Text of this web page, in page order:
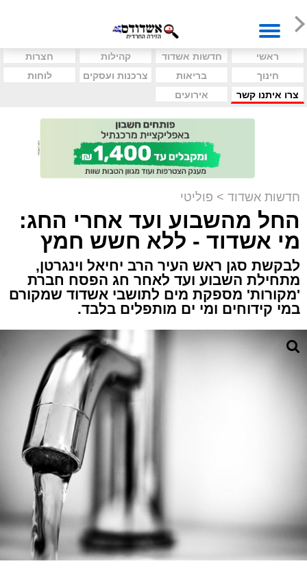
ראשי חדשות אשדוד קהילות
חצרות
חינוך
בריאות צרכנות ועסקים
לוחות
צרו איתנו קשר
אירועים
חדשות אשדוד > פוליטי
החל מהשבוע ועד אחרי החג:
מי אשדוד - ללא חשש חמץ
לבקשת סגן ראש העיר הרב יחיאל וינגרטן,
מתחילת השבוע ועד לאחר חג הפסח חברת
'מקורות' מספקת מים לתושבי אשדוד שמקורם
במי קידוחים ומי ים מותפלים בלבד.